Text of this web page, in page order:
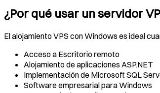
¿Por qué usar un servidor
El alojamiento VPS con Windows es ideal
Acceso a Escritorio remoto
Alojamiento de aplicaciones ASP.NET
Implementación de Microsoft SQL
Software empresarial para Windows